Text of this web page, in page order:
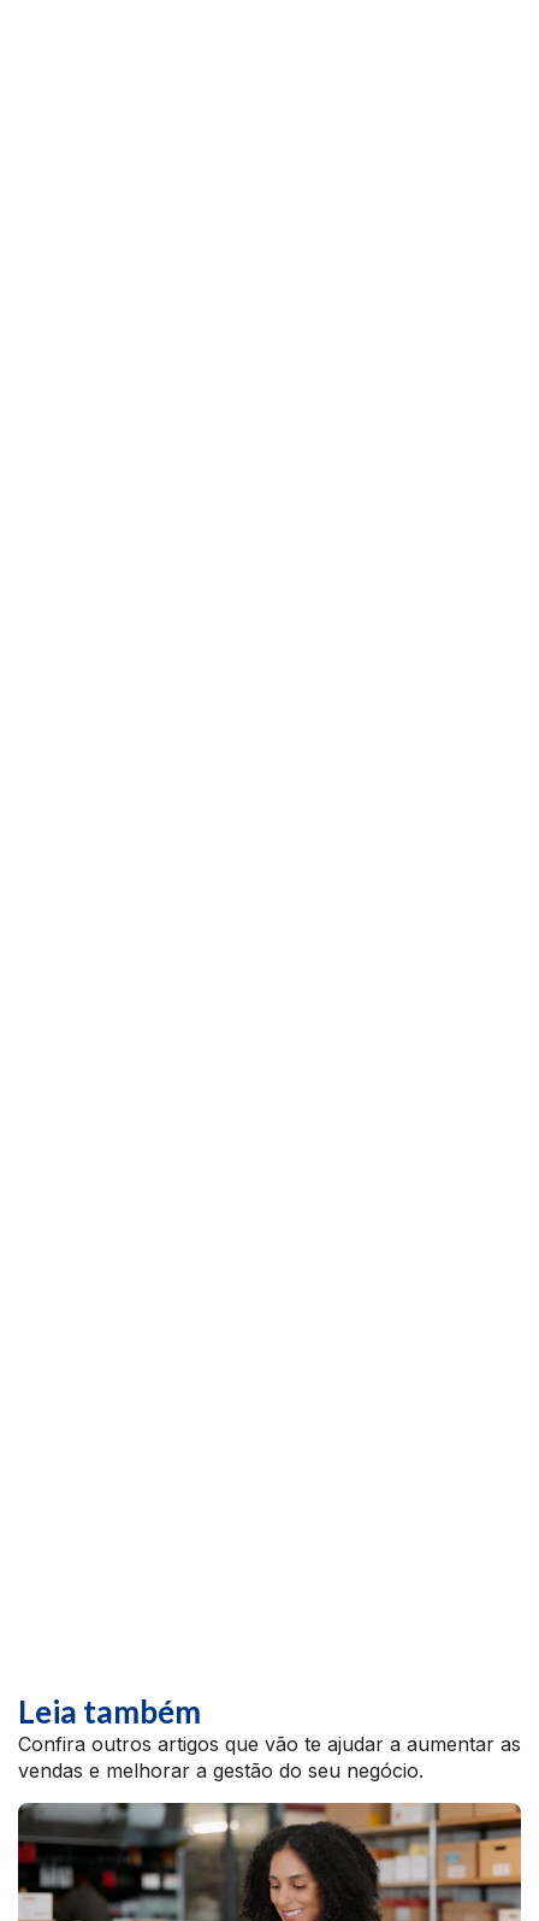
Leia também
Confira outros artigos que vão te ajudar a aumentar as
vendas e melhorar a gestão do seu negócio.